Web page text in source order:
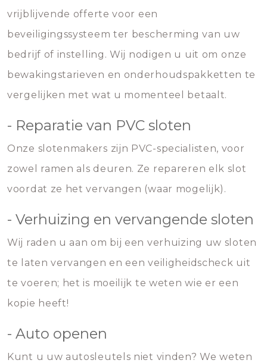
vrijblijvende offerte voor een
beveiligingssysteem ter bescherming van uw
bedrijf of instelling. Wij nodigen u uit om onze
bewakingstarieven en onderhoudspakketten te
vergelijken met wat u momenteel betaalt.
- Reparatie van PVC sloten
Onze slotenmakers zijn PVC-specialisten, voor
zowel ramen als deuren. Ze repareren elk slot
voordat ze het vervangen (waar mogelijk).
- Verhuizing en vervangende sloten
Wij raden u aan om bij een verhuizing uw sloten
te laten vervangen en een veiligheidscheck uit
te voeren; het is moeilijk te weten wie er een
kopie heeft!
- Auto openen
Kunt u uw autosleutels niet vinden? We weten